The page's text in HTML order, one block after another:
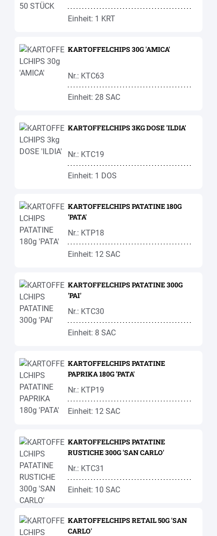
Einheit: 1 KRT
KARTOFFELCHIPS 30G 'AMICA'
Nr.: KTC63
Einheit: 28 SAC
KARTOFFELCHIPS 3KG DOSE 'ILDIA'
Nr.: KTC19
Einheit: 1 DOS
KARTOFFELCHIPS PATATINE 180G
'PATA'
Nr.: KTP18
Einheit: 12 SAC
KARTOFFELCHIPS PATATINE 300G
'PAI'
Nr.: KTC30
Einheit: 8 SAC
KARTOFFELCHIPS PATATINE
PAPRIKA 180G 'PATA'
Nr.: KTP19
Einheit: 12 SAC
KARTOFFELCHIPS PATATINE
RUSTICHE 300G 'SAN CARLO'
Nr.: KTC31
Einheit: 10 SAC
KARTOFFELCHIPS RETAIL 50G 'SAN
CARLO'